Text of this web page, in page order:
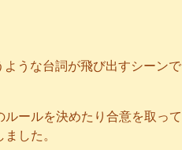
うな台詞が飛び出すシーンで
ールを決めたり合意を取って
した。